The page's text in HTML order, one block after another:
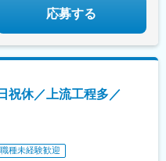
鶴崎駅、西小倉駅、二島駅、今
駅、小森江駅、甘木駅(西鉄線)、
松駅、矢場町駅、大船駅、新羽
西口駅、小舞子駅、黒川駅(愛知
鶴見小野駅、三ツ沢下町駅、山
ー南駅、北四番丁駅、稲永駅、
、茅野駅、本山駅(愛知県)、さが
駅、大波止駅、喜々津駅、国母
駅、宮崎駅、南鹿児島駅、さっ
応募する
祝休／上流工程多／
職種未経験歓迎